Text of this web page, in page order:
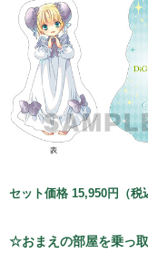
セット価格 15,950円（税
☆おまえの部屋を乗っ